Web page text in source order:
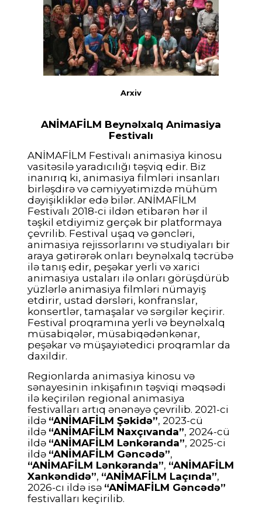
Arxiv
ANİMAFİLM Beynəlxalq Animasiya
Festivalı
ANİMAFİLM Festivalı animasiya kinosu
vasitəsilə yaradıcılığı təşviq edir. Biz
inanırıq ki, animasiya filmləri insanları
birləşdirə və cəmiyyətimizdə mühüm
dəyişikliklər edə bilər. ANİMAFİLM
Festivalı 2018-ci ildən etibarən hər il
təşkil etdiyimiz gerçək bir platformaya
çevrilib. Festival uşaq və gəncləri,
animasiya rejissorlarını və studiyaları bir
araya gətirərək onları beynəlxalq təcrübə
ilə tanış edir, peşəkar yerli və xarici
animasiya ustaları ilə onları görüşdürüb
yüzlərlə animasiya filmləri nümayiş
etdirir, ustad dərsləri, konfranslar,
konsertlər, tamaşalar və sərgilər keçirir.
Festival proqramına yerli və beynəlxalq
müsabiqələr, müsabiqədənkənar,
peşəkar və müşayiətedici proqramlar da
daxildir.
Regionlarda animasiya kinosu və
sənayesinin inkişafının təşviqi məqsədi
ilə keçirilən regional animasiya
festivalları artıq ənənəyə çevrilib. 2021-ci
ildə “ANİMAFİLM Şəkidə”, 2023-cü
ildə “ANİMAFİLM Naxçıvanda”, 2024-cü
ildə “ANİMAFİLM Lənkəranda”, 2025-ci
ildə “ANİMAFİLM Gəncədə”,
“ANİMAFİLM Lənkəranda”, “ANİMAFİLM
Xankəndidə”, “ANİMAFİLM Laçında”,
2026-cı ildə isə “ANİMAFİLM Gəncədə”
festivalları keçirilib.